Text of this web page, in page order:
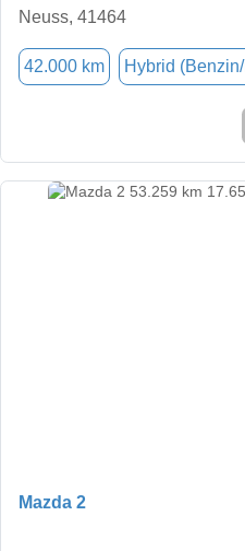
Neuss, 41464
42.000 km Hybrid
Mazda 2